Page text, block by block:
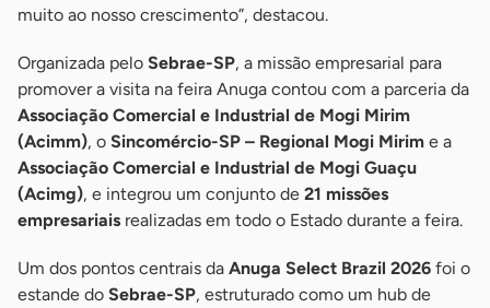
muito ao nosso crescimento”, destacou.
Organizada pelo Sebrae-SP, a missão empresarial para
promover a visita na feira Anuga contou com a parceria da
Associação Comercial e Industrial de Mogi Mirim
(Acimm), o Sincomércio-SP – Regional Mogi Mirim e a
Associação Comercial e Industrial de Mogi Guaçu
(Acimg), e integrou um conjunto de 21 missões
empresariais realizadas em todo o Estado durante a feira.
Um dos pontos centrais da Anuga Select Brazil 2026 foi o
estande do Sebrae-SP, estruturado como um hub de